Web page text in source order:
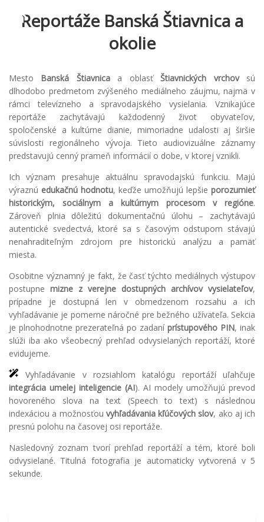
Reportáže Banská Štiavnica a
okolie
Mesto Banská Štiavnicaa oblasťŠtiavnických vrchovsú
dlhodobo predmetom zvýšeného mediálneho záujmu, najmä v
rámci televízneho a spravodajského vysielania. Vznikajúce
reportáže zachytávajú každodenný život obyvateľov,
spoločenské a kultúrne dianie, mimoriadne udalosti aj širšie
súvislosti regionálneho vývoja. Tieto audiovizuálne záznamy
predstavujú cenný prameň informácií o dobe, v ktorej vznikli.
Ich význam presahuje aktuálnu spravodajskú funkciu. Majú
výraznú edukačnú hodnotu, keďže umožňujú lepšie porozumieť
historickým, sociálnym a kultúrnym procesom v regióne.
Zároveň plnia dôležitú dokumentačnú úlohu – zachytávajú
autentické svedectvá, ktoré sa s časovým odstupom stávajú
nenahraditeľným zdrojom pre historickú analýzu a pamäť
miesta.
Osobitne významný je fakt, že časť týchto mediálnych výstupov
postupne mizne z verejne dostupných archívov vysielateľov,
prípadne je dostupná len v obmedzenom rozsahu a ich
vyhľadávanie je pomerne náročné pre bežného užívateľa. Sekcia
je plnohodnotne prezerateľná po zadaní prístupového PIN, inak
slúži iba ako všeobecný prehľad odvysielaných reportáží, ktoré
evidujeme.
Vyhľadávanie v rozsiahlom katalógu reportáží uľahčuje
integrácia umelej inteligencie (AI). AI modely umožňujú prevod
hovoreného slova na text (Speech to text) s následnou
indexáciou a možnosťou vyhľadávania kľúčových slov, ako aj ich
presnú polohu na časovej osi reportáže.
Nasledovný zoznam tvorí prehľad reportáží a tém, ktoré boli
odvysielané. Titulná fotografia je automaticky vytvorená v 5
sekunde.